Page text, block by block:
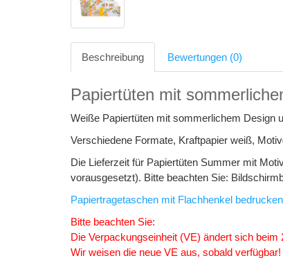
Beschreibung Bewertungen (0)
Papiertüten mit
Weiße Papiertüten mit sommerlichem Design
Verschiedene Formate, Kraftpapier weiß,
Die Lieferzeit für Papiertüten Summer mit
vorausgesetzt). Bitte beachten Sie:
Papiertragetaschen mit Flachhenkel
Bitte beachten Sie:
Die Verpackungseinheit (VE) ändert sich beim
Wir weisen die neue VE aus, sobald verfügbar!